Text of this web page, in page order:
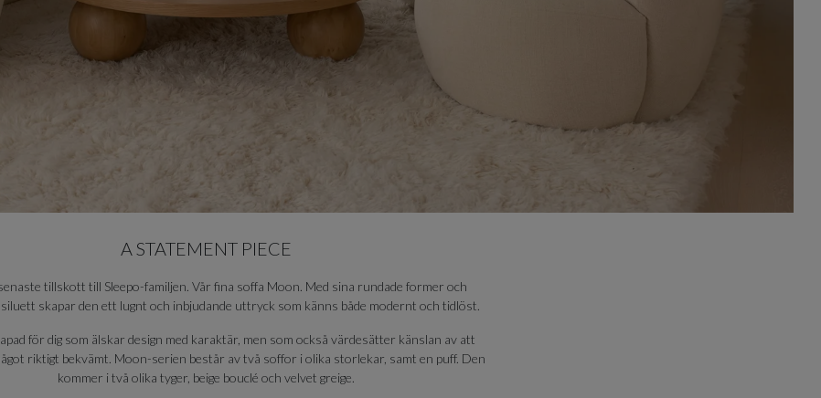
A STATEMENT PIECE
tillskott till Sleepo-familjen. Vår fina soffa Moon. Med sina rundade former och
skapar den ett lugnt och inbjudande uttryck som känns både modernt och tidlöst.
för dig som älskar design med karaktär, men som också värdesätter känslan av att
riktigt bekvämt. Moon-serien består av två soffor i olika storlekar, samt en puff. Den
kommer i två olika tyger, beige bouclé och velvet greige.